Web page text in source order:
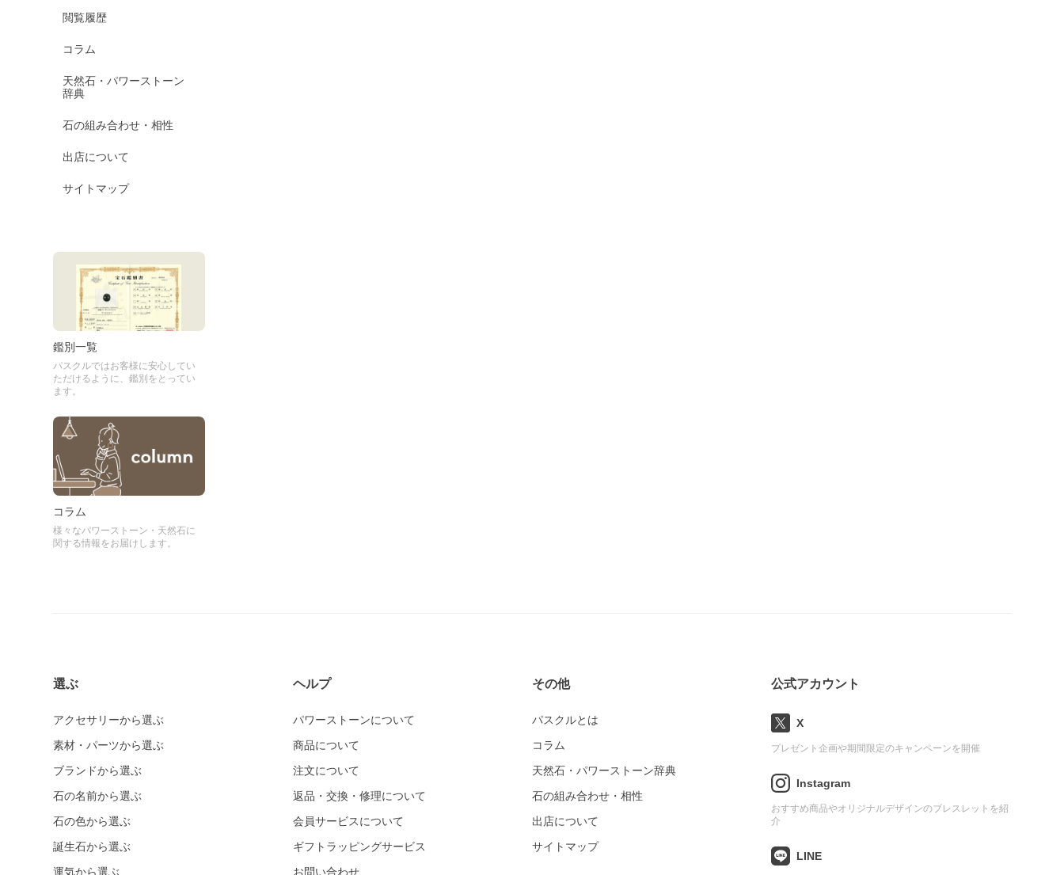
閲覧履歴
コラム
天然石・パワーストーン
辞典
石の組み合わせ・相性
出店について
サイトマップ
鑑別一覧
パスクルではお客様に安心してい
ただけるように、鑑別をとってい
ます。
コラム
様々なパワーストーン・天然石に
関する情報をお届けします。
選ぶ
アクセサリーから選ぶ
素材・パーツから選ぶ
ブランドから選ぶ
石の名前から選ぶ
石の色から選ぶ
誕生石から選ぶ
運気から選ぶ
ヘルプ
パワーストーンについて
商品について
注文について
返品・交換・修理について
会員サービスについて
ギフトラッピングサービス
お問い合わせ
その他
パスクルとは
コラム
天然石・パワーストーン辞典
石の組み合わせ・相性
出店について
サイトマップ
公式アカウント
X
プレゼント企画や期間限定のキャンペーンを開催
Instagram
おすすめ商品やオリジナルデザインのブレスレットを紹
介
LINE